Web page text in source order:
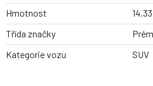
Hmotnost
Třída značky
Kategorie vozu
SUV